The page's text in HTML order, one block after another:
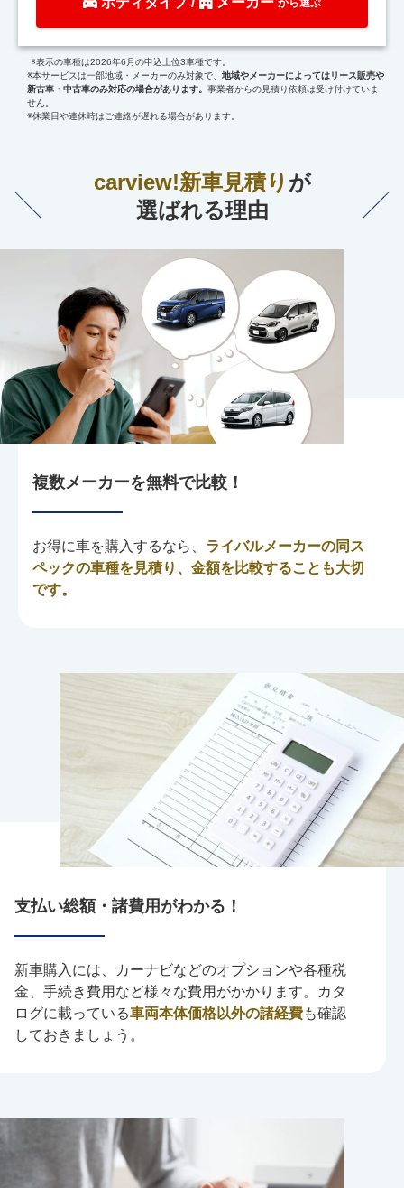
から選ぶ
※表示の車種は2026年6月の申込上位3車種です。
※本サービスは一部地域・メーカーのみ対象で、 地域やメーカーによってはリース販売や
新古車・中古車のみ対応の場合があります。 事業者からの見積り依頼は受け付けていま
せん。
※休業日や連休時はご連絡が遅れる場合があります。
carview!新車見積り が
選ばれる理由
複数メーカーを無料で比較！
お得に車を購入するなら、 ライバルメーカーの同ス
ペックの車種を見積り、金額を比較することも大切
です。
支払い総額・諸費用がわかる！
新車購入には、カーナビなどのオプションや各種税
金、手続き費用など様々な費用がかかります。カタ
ログに載っている車両本体価格以外の諸経費も確認
しておきましょう。